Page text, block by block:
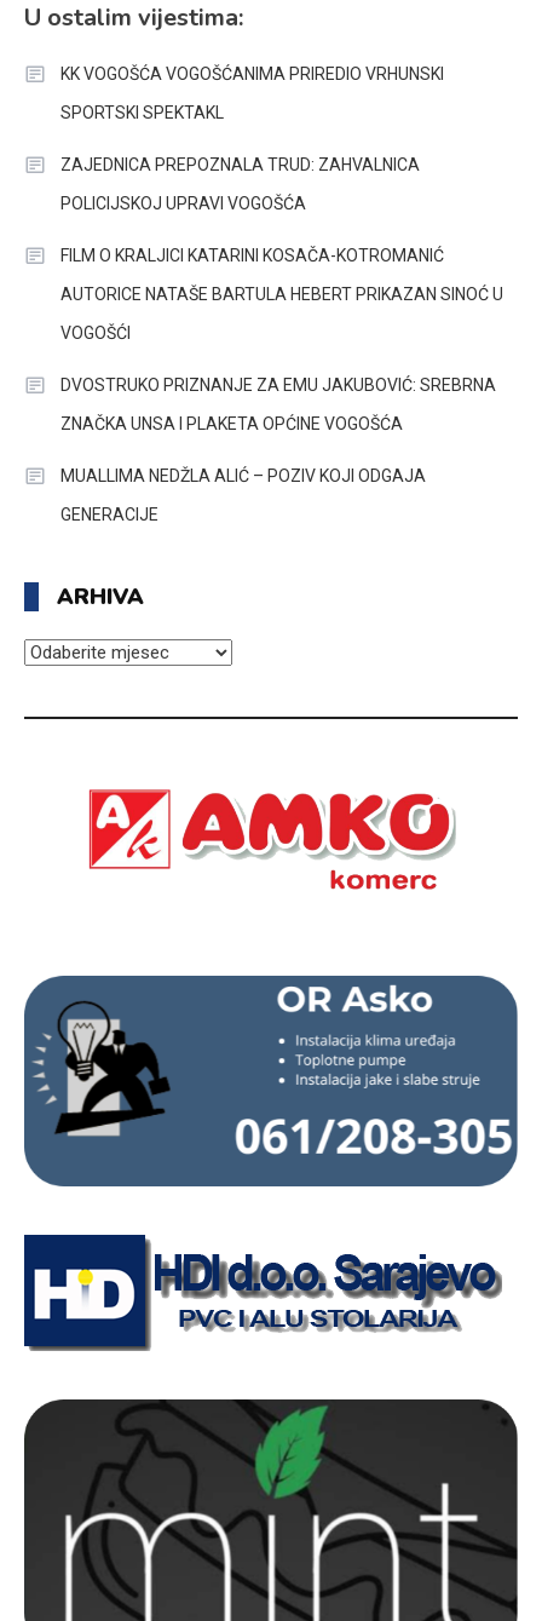
U ostalim vijestima:
KK VOGOŠĆA VOGOŠĆANIMA PRIREDIO VRHUNSKI
SPORTSKI SPEKTAKL
ZAJEDNICA PREPOZNALA TRUD: ZAHVALNICA
POLICIJSKOJ UPRAVI VOGOŠĆA
FILM O KRALJICI KATARINI KOSAČA-KOTROMANIĆ
AUTORICE NATAŠE BARTULA HEBERT PRIKAZAN SINOĆ U
VOGOŠĆI
DVOSTRUKO PRIZNANJE ZA EMU JAKUBOVIĆ: SREBRNA
ZNAČKA UNSA I PLAKETA OPĆINE VOGOŠĆA
MUALLIMA NEDŽLA ALIĆ – POZIV KOJI ODGAJA
GENERACIJE
ARHIVA
ARHIVA